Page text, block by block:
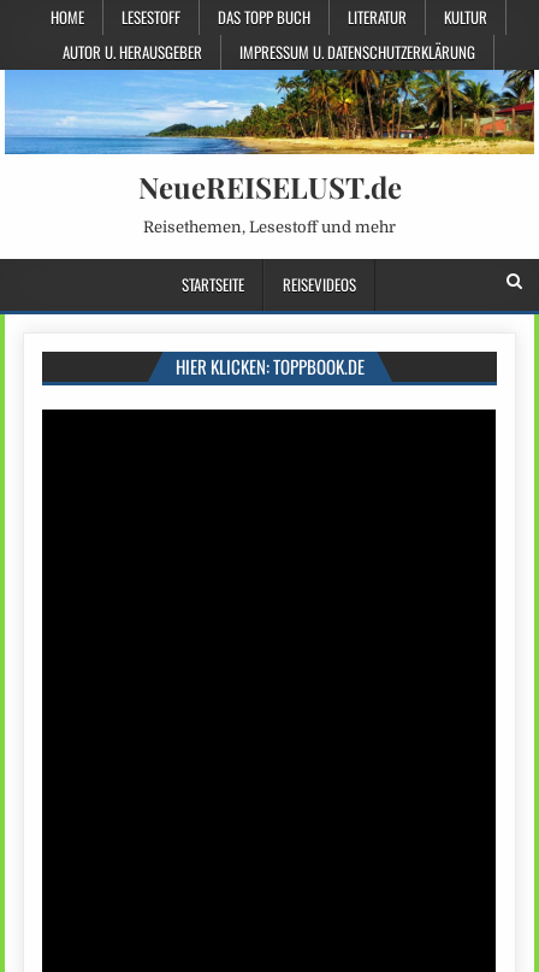
HOME LESESTOFF DAS TOPP BUCH LITERATUR
KULTUR
AUTOR U. HERAUSGEBER
IMPRESSUM U. DATENSCHUTZERKLÄRUNG
NeueREISELUST.de
Reisethemen, Lesestoff und mehr
STARTSEITE REISEVIDEOS
HIER KLICKEN: TOPPBOOK.DE